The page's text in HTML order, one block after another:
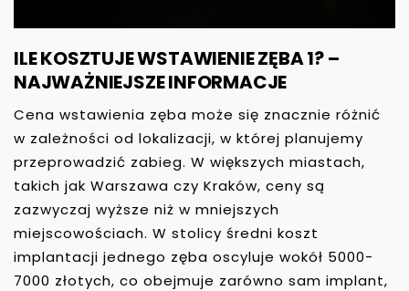
ILE KOSZTUJE WSTAWIENIE ZĘBA 1? –
NAJWAŻNIEJSZE INFORMACJE
Cena wstawienia zęba może się znacznie różnić
w zależności od lokalizacji, w której planujemy
przeprowadzić zabieg. W większych miastach,
takich jak Warszawa czy Kraków, ceny są
zazwyczaj wyższe niż w mniejszych
miejscowościach. W stolicy średni koszt
implantacji jednego zęba oscyluje wokół 5000-
7000 złotych, co obejmuje zarówno sam implant,